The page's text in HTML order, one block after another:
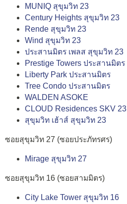
MUNIQ สุขุมวิท 23
Century Heights สุขุมวิท 23
Rende สุขุมวิท 23
Wind สุขุมวิท 23
ประสานมิตร เพลส สุขุมวิท 23
Prestige Towers ประสานมิตร
Liberty Park ประสานมิตร
Tree Condo ประสานมิตร
WALDEN ASOKE
CLOUD Residences SKV 23
สุขุมวิท เฮ้าส์ สุขุมวิท 23
ซอยสุขุมวิท 27 (ซอยประภัทรศร)
Mirage สุขุมวิท 27
ซอยสุขุมวิท 16 (ซอยสามมิตร)
City Lake Tower สุขุมวิท 16